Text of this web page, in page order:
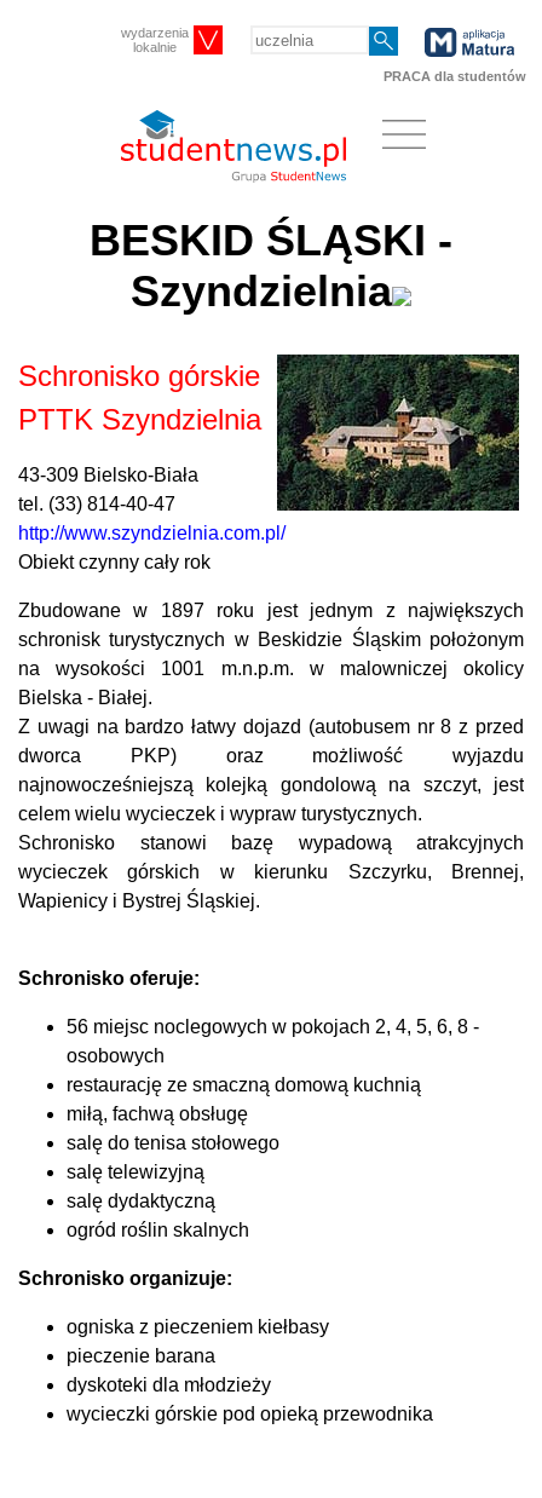
wydarzenia
lokalnie
PRACA dla studentów
BESKID ŚLĄSKI -
Szyndzielnia
Schronisko górskie
PTTK Szyndzielnia
43-309 Bielsko-Biała
tel. (33) 814-40-47
http://www.szyndzielnia.com.pl/
Obiekt czynny cały rok
Zbudowane w 1897 roku jest jednym z największych
schronisk turystycznych w Beskidzie Śląskim położonym
na wysokości 1001 m.n.p.m. w malowniczej okolicy
Bielska - Białej.
Z uwagi na bardzo łatwy dojazd (autobusem nr 8 z przed
dworca PKP) oraz możliwość wyjazdu
najnowocześniejszą kolejką gondolową na szczyt, jest
celem wielu wycieczek i wypraw turystycznych.
Schronisko stanowi bazę wypadową atrakcyjnych
wycieczek górskich w kierunku Szczyrku, Brennej,
Wapienicy i Bystrej Śląskiej.
Schronisko oferuje:
56 miejsc noclegowych w pokojach 2, 4, 5, 6, 8 -
osobowych
restaurację ze smaczną domową kuchnią
miłą, fachwą obsługę
salę do tenisa stołowego
salę telewizyjną
salę dydaktyczną
ogród roślin skalnych
Schronisko organizuje:
ogniska z pieczeniem kiełbasy
pieczenie barana
dyskoteki dla młodzieży
wycieczki górskie pod opieką przewodnika